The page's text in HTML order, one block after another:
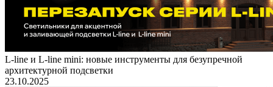
L-line и L-line mini: новые инструменты для безупречной
архитектурной подсветки
23.10.2025